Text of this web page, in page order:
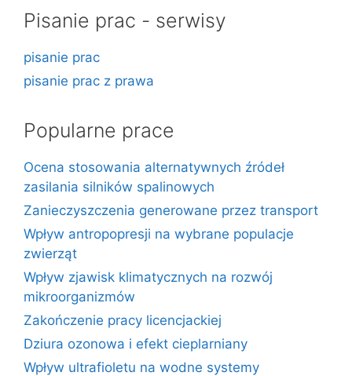
Pisanie prac - serwisy
pisanie prac
pisanie prac z prawa
Popularne prace
Ocena stosowania alternatywnych źródeł
zasilania silników spalinowych
Zanieczyszczenia generowane przez transport
Wpływ antropopresji na wybrane populacje
zwierząt
Wpływ zjawisk klimatycznych na rozwój
mikroorganizmów
Zakończenie pracy licencjackiej
Dziura ozonowa i efekt cieplarniany
Wpływ ultrafioletu na wodne systemy